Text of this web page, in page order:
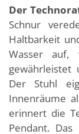
Der
Schnur
Haltbarkeit
Wasser auf,
gewährleistet
Der Stuhl
Innenräume
erinnert die
Pendant.